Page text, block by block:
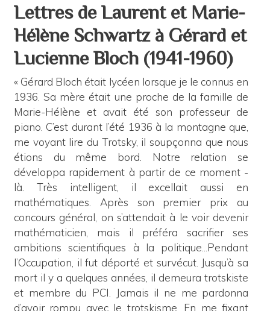
Lettres de Laurent et Marie-
Hélène Schwartz à Gérard et
Lucienne Bloch (1941-1960)
« Gérard Bloch était lycéen lorsque je le connus en
1936. Sa mère était une proche de la famille de
Marie-Hélène et avait été son professeur de
piano. C’est durant l’été 1936 à la montagne que,
me voyant lire du Trotsky, il soupçonna que nous
étions du même bord. Notre relation se
développa rapidement à partir de ce moment -
là. Très intelligent, il excellait aussi en
mathématiques. Après son premier prix au
concours général, on s’attendait à le voir devenir
mathématicien, mais il préféra sacrifier ses
ambitions scientifiques à la politique...Pendant
l’Occupation, il fut déporté et survécut. Jusqu’à sa
mort il y a quelques années, il demeura trotskiste
et membre du PCI. Jamais il ne me pardonna
d’avoir rompu avec le trotskisme. En me fixant